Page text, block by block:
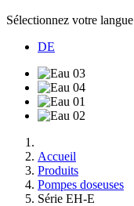
Sélectionnez votre langue
DE
Accueil
Produits
Pompes doseuses
Série EH-E